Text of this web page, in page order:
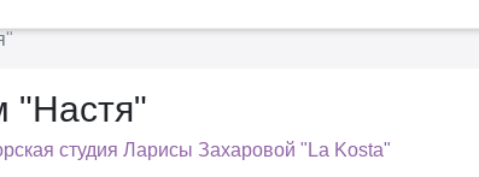
"Настя"
студия Ларисы Захаровой "La Kosta"